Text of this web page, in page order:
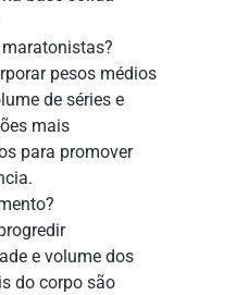
pesos médios
de séries e
mais
para promover
e volume dos
do corpo são